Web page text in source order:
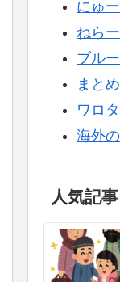
にゅ
ねら
ブル
まと
ワロ
海外
人気記事